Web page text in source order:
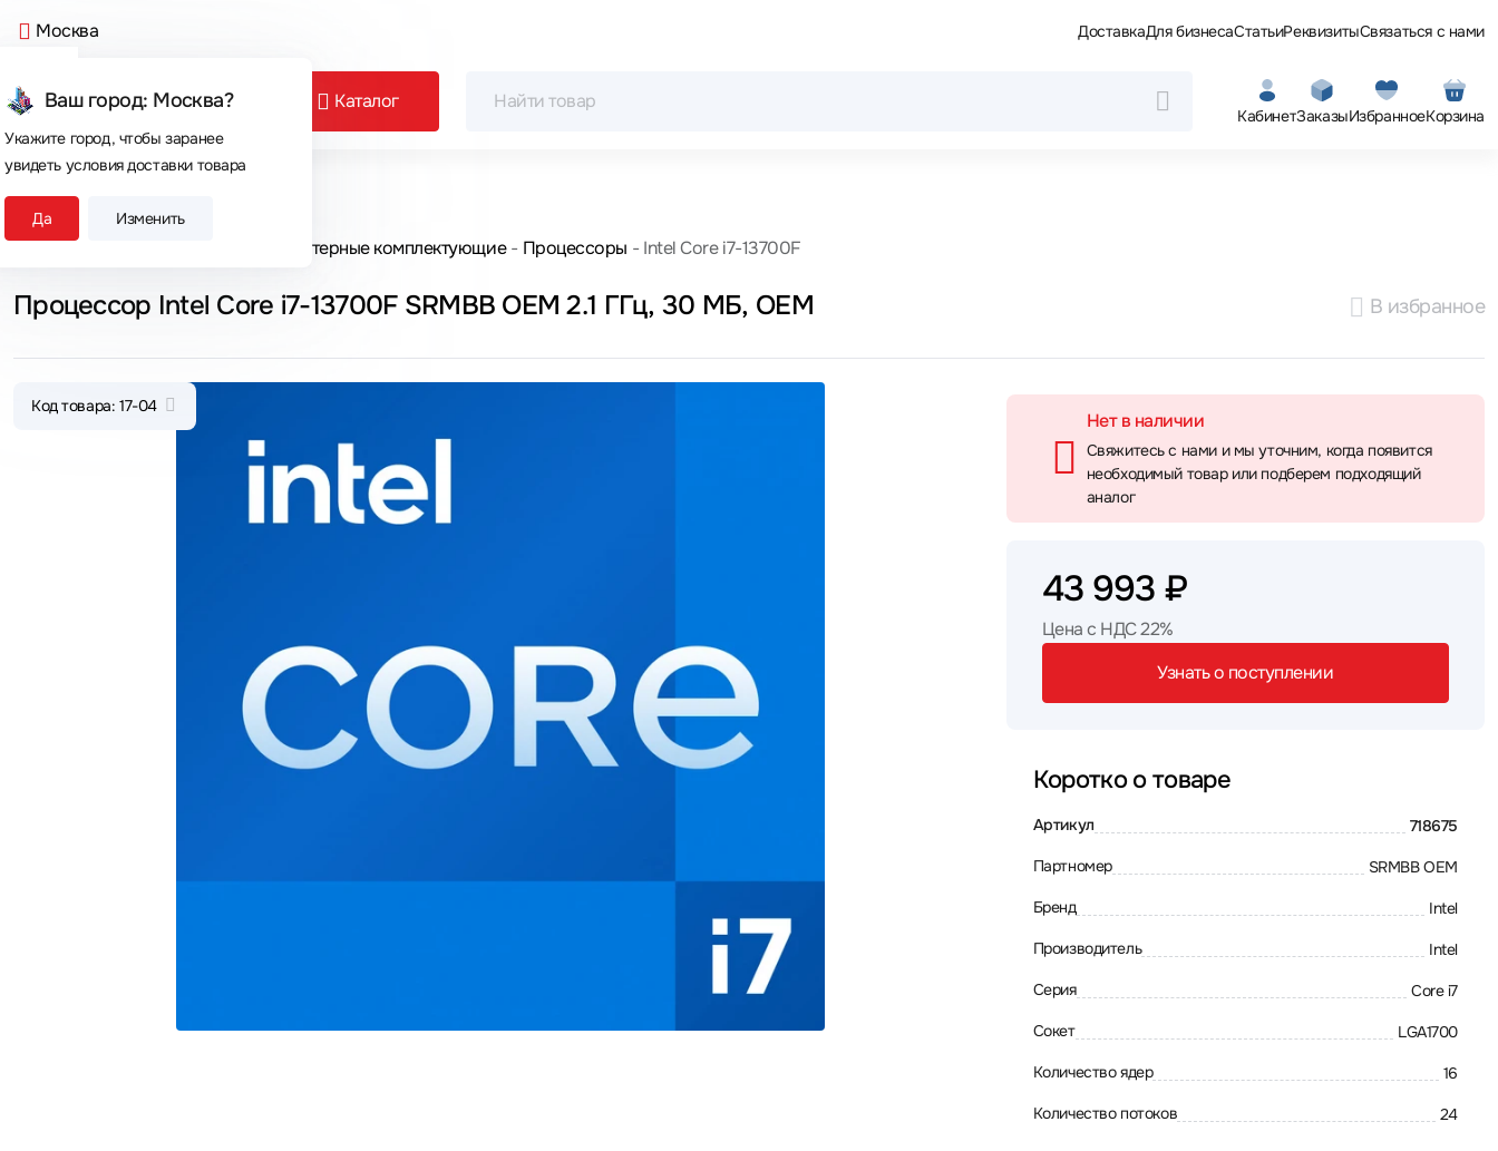
Москва
Ваш город: Москва?
Укажите город, чтобы заранее
увидеть условия доставки товара
Да Изменить
ДоставкаДля бизнесаСтатьиРеквизитыСвязаться с нами
Каталог
КабинетЗаказыИзбранноеКорзина
Сегодня покупают
Главная Компьютерные комплектующие Процессоры Intel Core i7-13700F
Процессор Intel Core i7-13700F SRMBB OEM 2.1 ГГц, 30 МБ, OEM В избранное
Код товара: 17-04
Нет в наличии
Свяжитесь с нами и мы уточним, когда появится
необходимый товар или подберем подходящий
аналог
43 993 ₽
Цена с НДС 22%
Узнать о поступлении
Коротко о товаре
Артикул 718675
Партномер SRMBB OEM
Бренд Intel
Производитель Intel
Серия Core i7
Сокет LGA1700
Количество ядер 16
Количество потоков 24